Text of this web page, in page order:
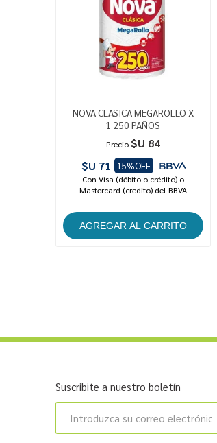
NOVA CLASICA MEGAROLLO X
1 250 PAÑOS
Precio $U 84
$U 71
15%OFF
Con Visa (débito o crédito) o
Mastercard (credito) del BBVA
Suscribite a nuestro boletín